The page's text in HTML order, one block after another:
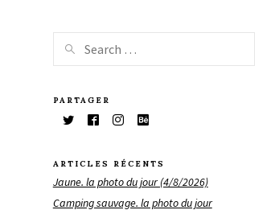
PARTAGER
ARTICLES RÉCENTS
Jaune. la photo du jour (4/8/2026)
Camping sauvage. la photo du jour